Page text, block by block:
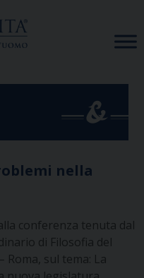
nella
conferenza tenuta dal
di Filosofia del
sul tema: La